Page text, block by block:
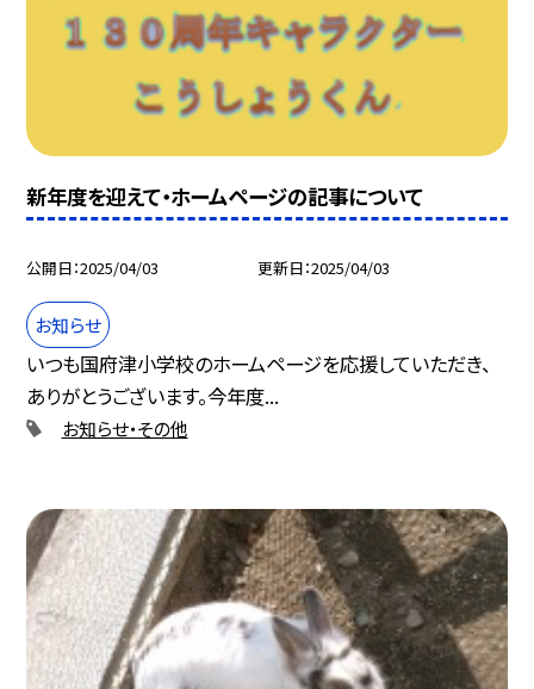
新年度を迎えて・ホームページの記事について
公開日 2025/04/03 更新日 2025/04/03
お知らせ
いつも国府津小学校のホームページを応援していただき、
ありがとうございます。今年度...
お知らせ・その他